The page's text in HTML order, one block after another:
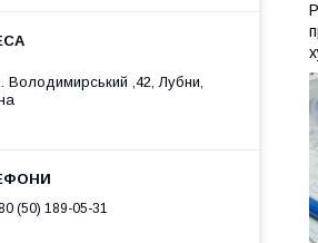
Володимирський ,42, Лубни,
(50) 189-05-31